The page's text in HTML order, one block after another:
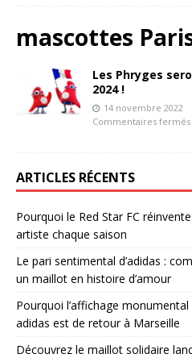
mascottes
Les Phryges
2024 !
14 novembre 2022
Commentaires fermés
ARTICLES RÉCENTS
Pourquoi le Red Star FC
artiste chaque saison
Le pari sentimental d’adidas :
un maillot en histoire d’amour
Pourquoi l’affichage
adidas est de retour à Marseille
Découvrez le maillot solidaire